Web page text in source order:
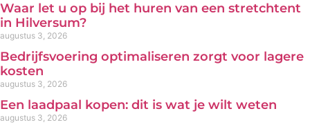
Waar let u op bij het huren van een stretchtent
in Hilversum?
augustus 3, 2026
Bedrijfsvoering optimaliseren zorgt voor lagere
kosten
augustus 3, 2026
Een laadpaal kopen: dit is wat je wilt weten
augustus 3, 2026